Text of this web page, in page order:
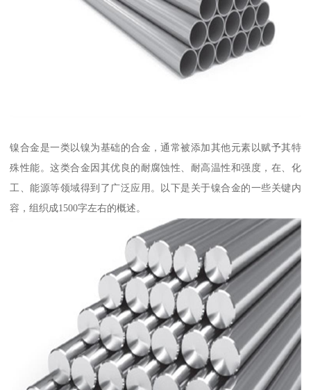
镍合金是一类以镍为基础的合金，通常被添加其他元素以赋予其特
殊性能。这类合金因其优良的耐腐蚀性、耐高温性和强度，在、化
工、能源等领域得到了广泛应用。以下是关于镍合金的一些关键内
容，组织成1500字左右的概述。